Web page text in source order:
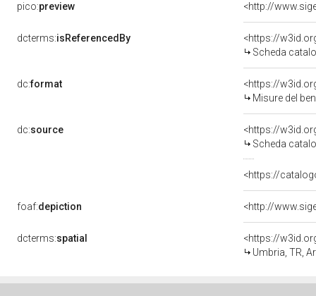
pico:preview
dcterms:isReferencedBy
<https://
Scheda
dc:format
<https://
Misure del
dc:source
<https://
Scheda
<https://
foaf:depiction
dcterms:spatial
<https://
Umbria, TR,